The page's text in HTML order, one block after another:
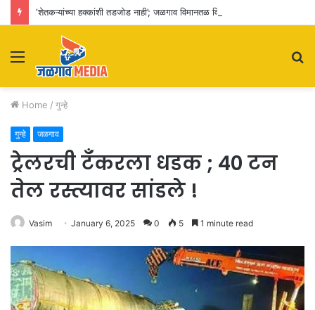
Menu
Home / गुन्हे
गुन्हे जळगाव
ट्रेलरची टँकरला धडक ; 40 टन
तेल रस्त्यावर सांडले !
Vasim January 6, 2025 0 5 1 minute read